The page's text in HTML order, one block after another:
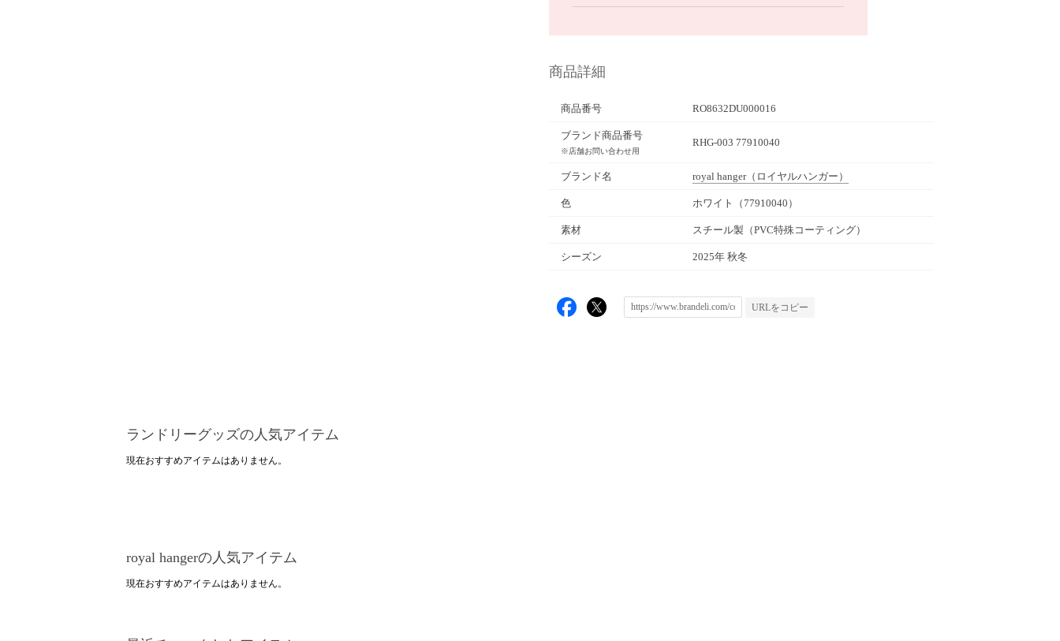
商品詳細
商品番号 RO8632DU000016
ブランド商品番号
※店舗お問い合わせ用
RHG-003 77910040
ブランド名 royal hanger（ロイヤルハンガー）
色 ホワイト（77910040）
素材 スチール製（PVC特殊コーティング）
シーズン 2025年 秋冬
URLをコピー
ランドリーグッズの人気アイテム
現在おすすめアイテムはありません。
royal hangerの人気アイテム
現在おすすめアイテムはありません。